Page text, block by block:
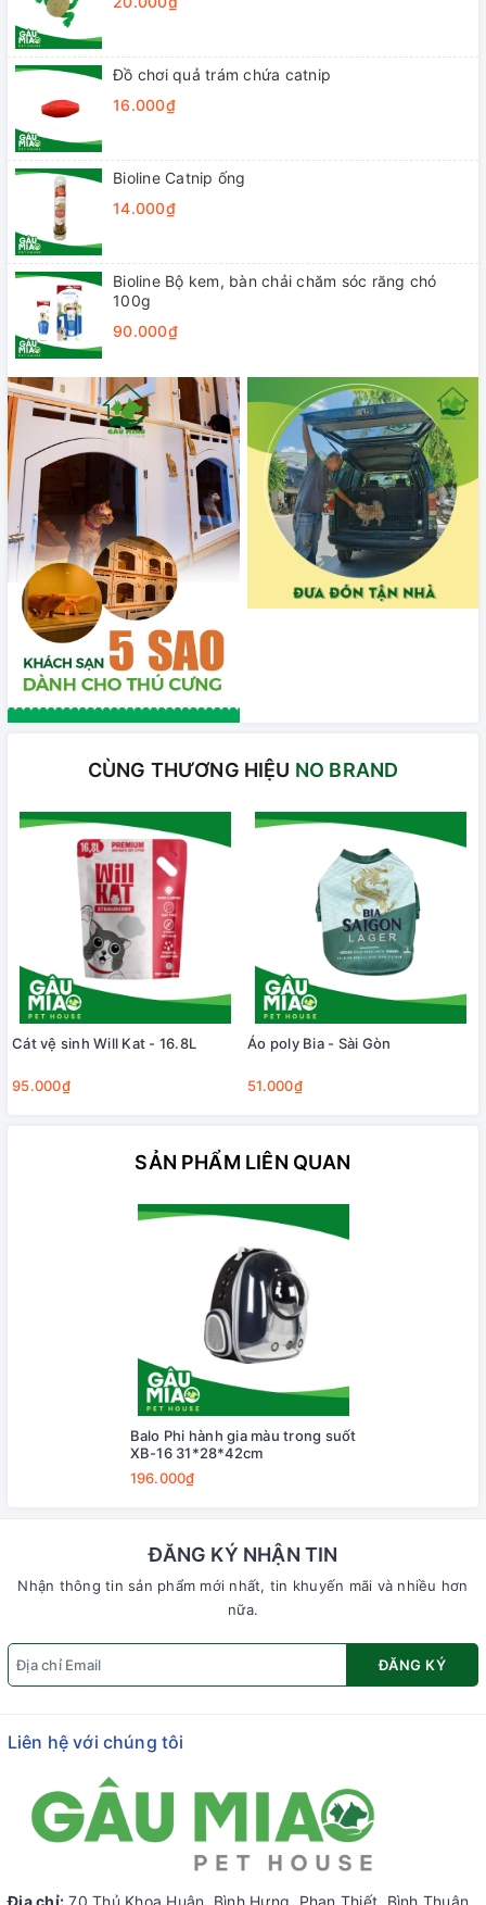
Đồ chơi quả trám chứa catnip
16.000₫
Bioline Catnip ống
14.000₫
Bioline Bộ kem, bàn chải chăm sóc răng chó
100g
90.000₫
CÙNG THƯƠNG HIỆU NO BRAND
Cát vệ sinh Will Kat - 16.8L
95.000₫
Áo poly Bia - Sài Gòn
51.000₫
SẢN PHẨM LIÊN QUAN
Balo Phi hành gia màu trong suốt
XB-16 31*28*42cm
196.000₫
ĐĂNG KÝ NHẬN TIN
Nhận thông tin sản phẩm mới nhất, tin khuyến mãi và nhiều hơn
nữa.
ĐĂNG KÝ
Liên hệ với chúng tôi